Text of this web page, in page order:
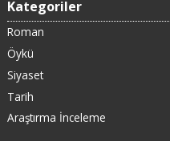
Kategoriler
Roman
Öykü
Siyaset
Tarih
Araştırma İnceleme